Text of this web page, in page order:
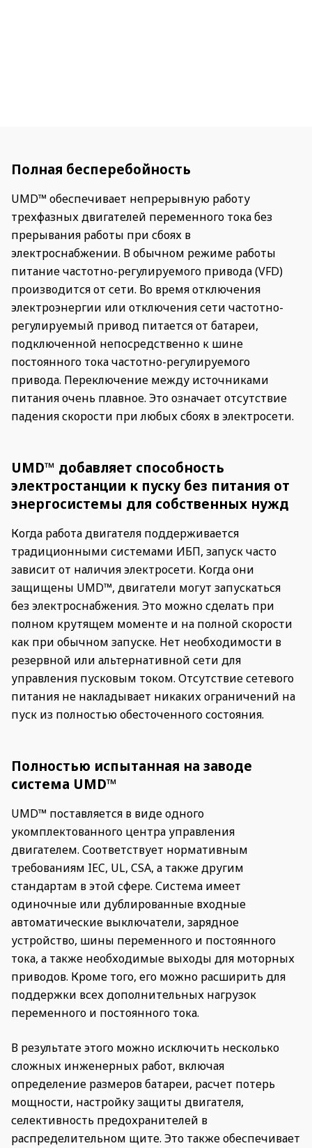
Полная бесперебойность
UMD™ обеспечивает непрерывную работу
трехфазных двигателей переменного тока без
прерывания работы при сбоях в
электроснабжении. В обычном режиме работы
питание частотно-регулируемого привода (VFD)
производится от сети. Во время отключения
электроэнергии или отключения сети частотно-
регулируемый привод питается от батареи,
подключенной непосредственно к шине
постоянного тока частотно-регулируемого
привода. Переключение между источниками
питания очень плавное. Это означает отсутствие
падения скорости при любых сбоях в электросети.
UMD™ добавляет способность
электростанции к пуску без питания от
энергосистемы для собственных нужд
Когда работа двигателя поддерживается
традиционными системами ИБП, запуск часто
зависит от наличия электросети. Когда они
защищены UMD™, двигатели могут запускаться
без электроснабжения. Это можно сделать при
полном крутящем моменте и на полной скорости
как при обычном запуске. Нет необходимости в
резервной или альтернативной сети для
управления пусковым током. Отсутствие сетевого
питания не накладывает никаких ограничений на
пуск из полностью обесточенного состояния.
Полностью испытанная на заводе
система UMD™
UMD™ поставляется в виде одного
укомплектованного центра управления
двигателем. Соответствует нормативным
требованиям IEC, UL, CSA, а также другим
стандартам в этой сфере. Система имеет
одиночные или дублированные входные
автоматические выключатели, зарядное
устройство, шины переменного и постоянного
тока, а также необходимые выходы для моторных
приводов. Кроме того, его можно расширить для
поддержки всех дополнительных нагрузок
переменного и постоянного тока.
В результате этого можно исключить несколько
сложных инженерных работ, включая
определение размеров батареи, расчет потерь
мощности, настройку защиты двигателя,
селективность предохранителей в
распределительном щите. Это также обеспечивает